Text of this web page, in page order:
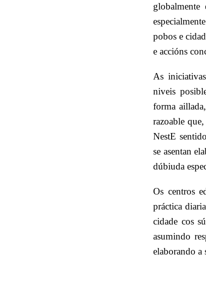
pobos e
e accións
As
niveis
forma
razoable
NestE
se asentan
dúbiuda
Os centros
práctica
cidade cos
asumindo
elaborando a